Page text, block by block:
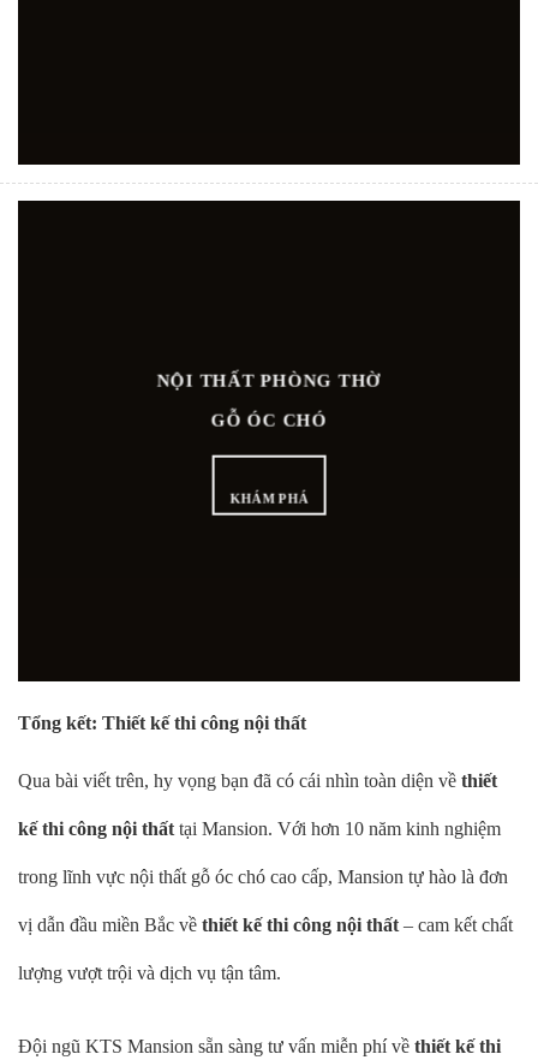
NỘI THẤT PHÒNG THỜ
GỖ ÓC CHÓ
KHÁM PHÁ
Tổng kết: Thiết kế thi công nội thất
Qua bài viết trên, hy vọng bạn đã có cái nhìn toàn diện về thiết
kế thi công nội thất tại Mansion. Với hơn 10 năm kinh nghiệm
trong lĩnh vực nội thất gỗ óc chó cao cấp, Mansion tự hào là đơn
vị dẫn đầu miền Bắc về thiết kế thi công nội thất – cam kết chất
lượng vượt trội và dịch vụ tận tâm.
Đội ngũ KTS Mansion sẵn sàng tư vấn miễn phí về thiết kế thi